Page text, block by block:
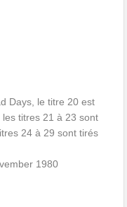
Days, le titre 20 est
titres 21 à 23 sont
24 à 29 sont tirés
1980